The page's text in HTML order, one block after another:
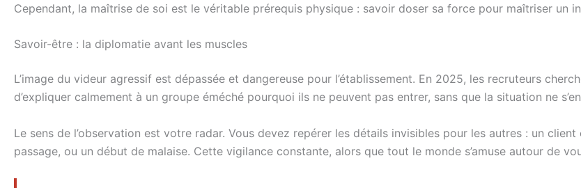
Cependant, la maîtrise de soi est le véritable prérequis physique : savoir doser sa force pour maîtriser un
Savoir-être : la diplomatie avant les muscles
L’image du videur agressif est dépassée et dangereuse pour l’établissement. En 2025, les recruteurs
d’expliquer calmement à un groupe éméché pourquoi ils ne peuvent pas entrer, sans que la situation ne
Le sens de l’observation est votre radar. Vous devez repérer les détails invisibles pour les autres : un
passage, ou un début de malaise. Cette vigilance constante, alors que tout le monde s’amuse autour de